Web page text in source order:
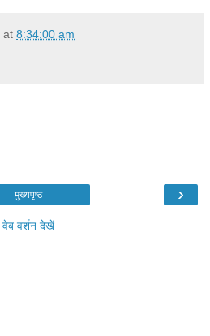
at 8:34:00 am
›
मुख्यपृष्ठ
वेब वर्शन देखें